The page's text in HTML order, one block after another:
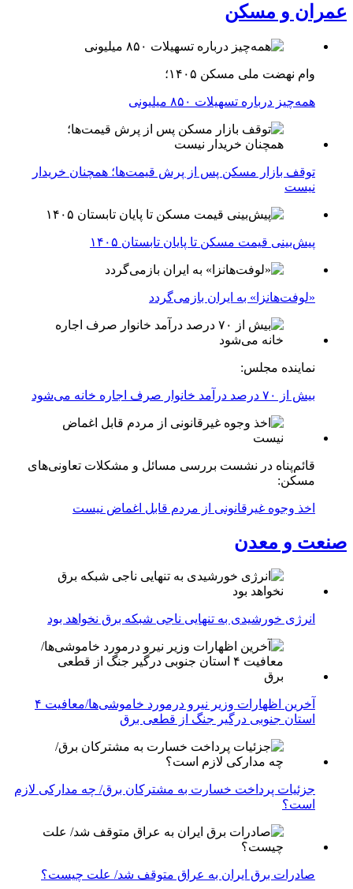
عمران و مسکن
وام نهضت ملی مسکن ۱۴۰۵؛
همه‌چیز درباره تسهیلات ۸۵۰ میلیونی
توقف بازار مسکن پس از پرش قیمت‌ها؛ همچنان خریدار
نیست
پیش‌بینی قیمت مسکن تا پایان تابستان ۱۴۰۵
«لوفت‌هانزا» به ایران بازمی‌گردد
نماینده مجلس:
بیش از ۷۰ درصد درآمد خانوار صرف اجاره خانه می‌شود
قائم‌پناه در نشست بررسی مسائل و مشکلات تعاونی‌های
مسکن:
اخذ وجوه غیرقانونی از مردم قابل اغماض نیست
صنعت و معدن
انرژی خورشیدی به تنهایی ناجی شبکه برق نخواهد بود
آخرین اظهارات وزیر نیرو درمورد خاموشی‌ها/معافیت ۴
استان جنوبی درگیر جنگ از قطعی برق
جزئیات پرداخت خسارت به مشترکان برق/ چه مدارکی لازم
است؟
صادرات برق ایران به عراق متوقف شد/ علت چیست؟